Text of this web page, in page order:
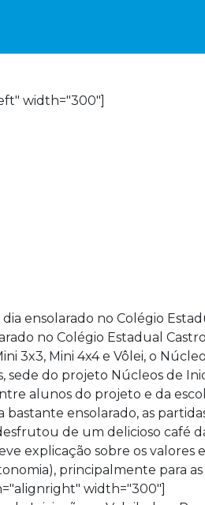
width="300"]
no Colégio Estadual
3x3, Mini 4x4 e Vôlei, o
sede do projeto Núcleos de
alunos do projeto e da
ensolarado, as
de um delicioso café
explicação sobre os valores
principalmente para
width="300"]